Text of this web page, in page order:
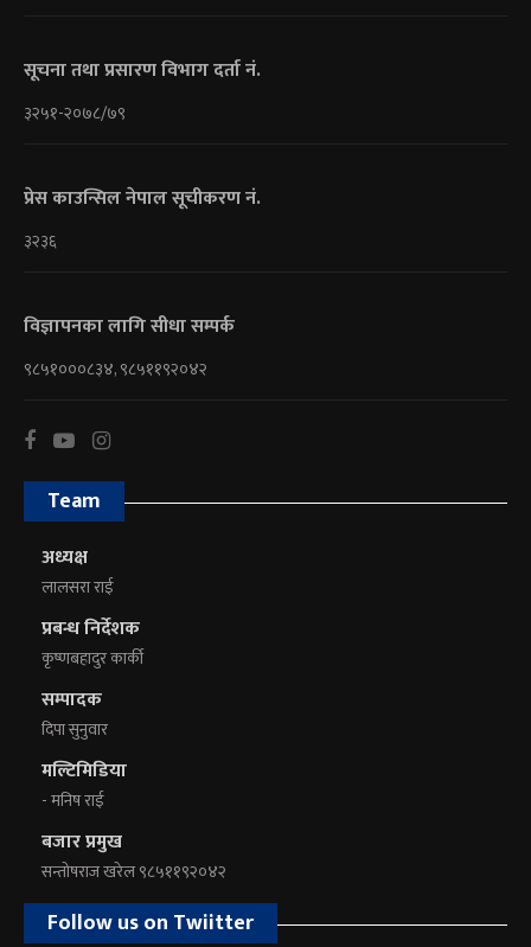
सूचना तथा प्रसारण विभाग दर्ता नं.
३२५१-२०७८/७९
प्रेस काउन्सिल नेपाल सूचीकरण नं.
३२३६
विज्ञापनका लागि सीधा सम्पर्क
९८५१०००८३४, ९८५११९२०४२
Team
अध्यक्ष
लालसरा राई
प्रबन्ध निर्देशक
कृष्णबहादुर कार्की
सम्पादक
दिपा सुनुवार
मल्टिमिडिया
- मनिष राई
बजार प्रमुख
सन्तोषराज खरेल ९८५११९२०४२
Follow us on Twiitter